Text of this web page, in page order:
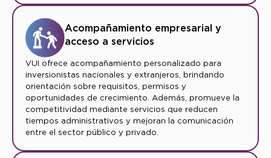
Acompañamiento empresarial y
acceso a servicios
VUI ofrece acompañamiento personalizado para
inversionistas nacionales y extranjeros, brindando
orientación sobre requisitos, permisos y
oportunidades de crecimiento. Además, promueve la
competitividad mediante servicios que reducen
tiempos administrativos y mejoran la comunicación
entre el sector público y privado.